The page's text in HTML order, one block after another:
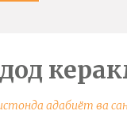
адабиёт ва